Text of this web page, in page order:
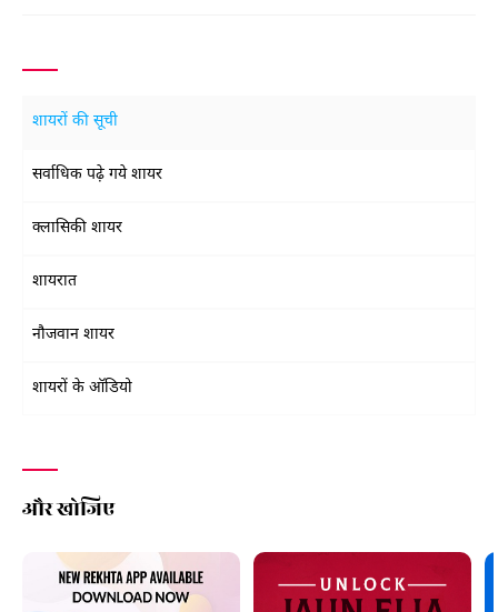
शायरों की सूची
सर्वाधिक पढ़े गये शायर
क्लासिकी शायर
शायरात
नौजवान शायर
शायरों के ऑडियो
और खोजिए